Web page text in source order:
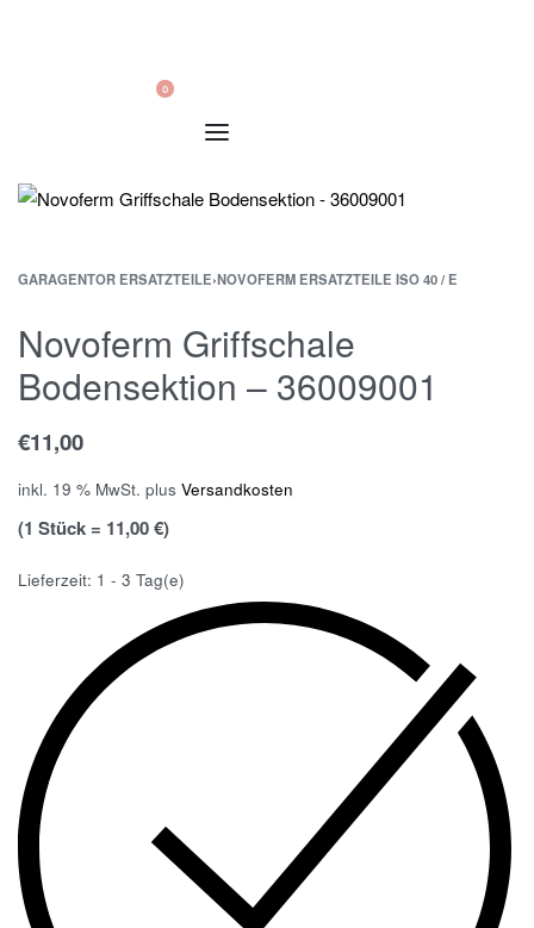
0
GARAGENTOR ERSATZTEILE›NOVOFERM ERSATZTEILE ISO 40 / E
Novoferm Griffschale
Bodensektion – 36009001
€11,00
inkl. 19 % MwSt. plus Versandkosten
(1 Stück = 11,00 €)
Lieferzeit: 1 - 3 Tag(e)